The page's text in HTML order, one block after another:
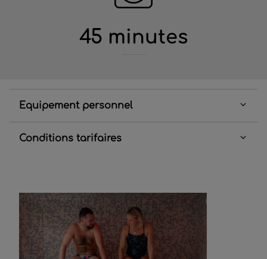
45 minutes
Equipement personnel
Conditions tarifaires